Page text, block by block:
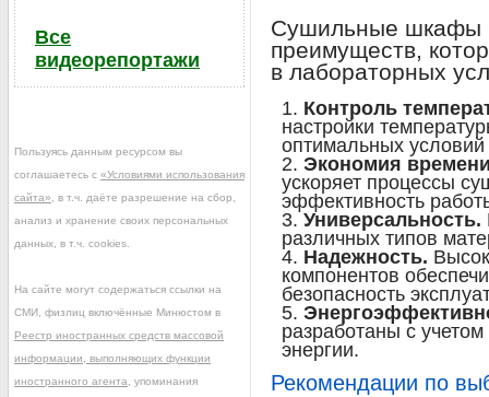
Сушильные шкафы
преимуществ,
в лабораторных
Контроль
настройки
оптимальных
Экономия
ускоряет процессы
эффективность
Универсальность.
различных типов
Надежность.
компонентов
безопасность
разработаны с
энергии.
Рекомендации по
Все
видеорепортажи
Пользуясь данным ресурсом вы
соглашаетесь с «Условиями использования
сайта» , в т.ч. даёте разрешение на сбор,
анализ и хранение своих персональных
данных, в т.ч. cookies.
На сайте могут содержаться ссылки на
СМИ, физлиц включённые Минюстом в
Реестр иностранных средств массовой
информации, выполняющих функции
иностранного агента , упоминания